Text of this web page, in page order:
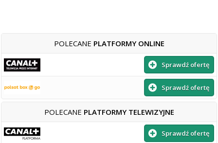
POLECANE PLATFORMY ONLINE
Sprawdź ofertę
Sprawdź ofertę
POLECANE PLATFORMY TELEWIZYJNE
Sprawdź ofertę